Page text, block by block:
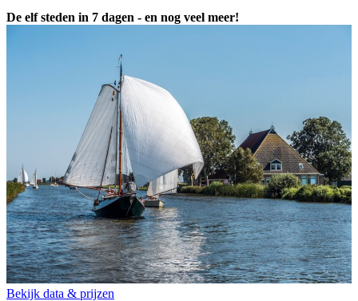
De elf steden in 7 dagen - en nog veel meer!
Bekijk data & prijzen